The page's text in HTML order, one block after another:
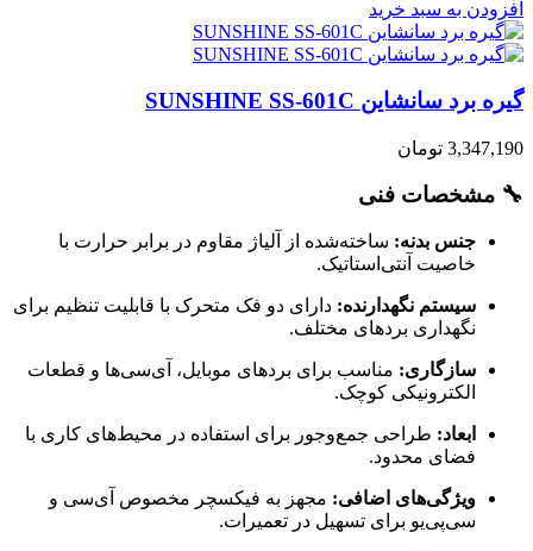
افزودن به سبد خرید
گیره برد سانشاین SUNSHINE SS-601C
3,347,190 تومان
🔧 مشخصات فنی
جنس بدنه: ساخته‌شده از آلیاژ مقاوم در برابر حرارت با
خاصیت آنتی‌استاتیک.
سیستم نگهدارنده: دارای دو فک متحرک با قابلیت تنظیم برای
نگهداری بردهای مختلف.
سازگاری: مناسب برای بردهای موبایل، آی‌سی‌ها و قطعات
الکترونیکی کوچک.
ابعاد: طراحی جمع‌وجور برای استفاده در محیط‌های کاری با
فضای محدود.
ویژگی‌های اضافی: مجهز به فیکسچر مخصوص آی‌سی و
سی‌پی‌یو برای تسهیل در تعمیرات.